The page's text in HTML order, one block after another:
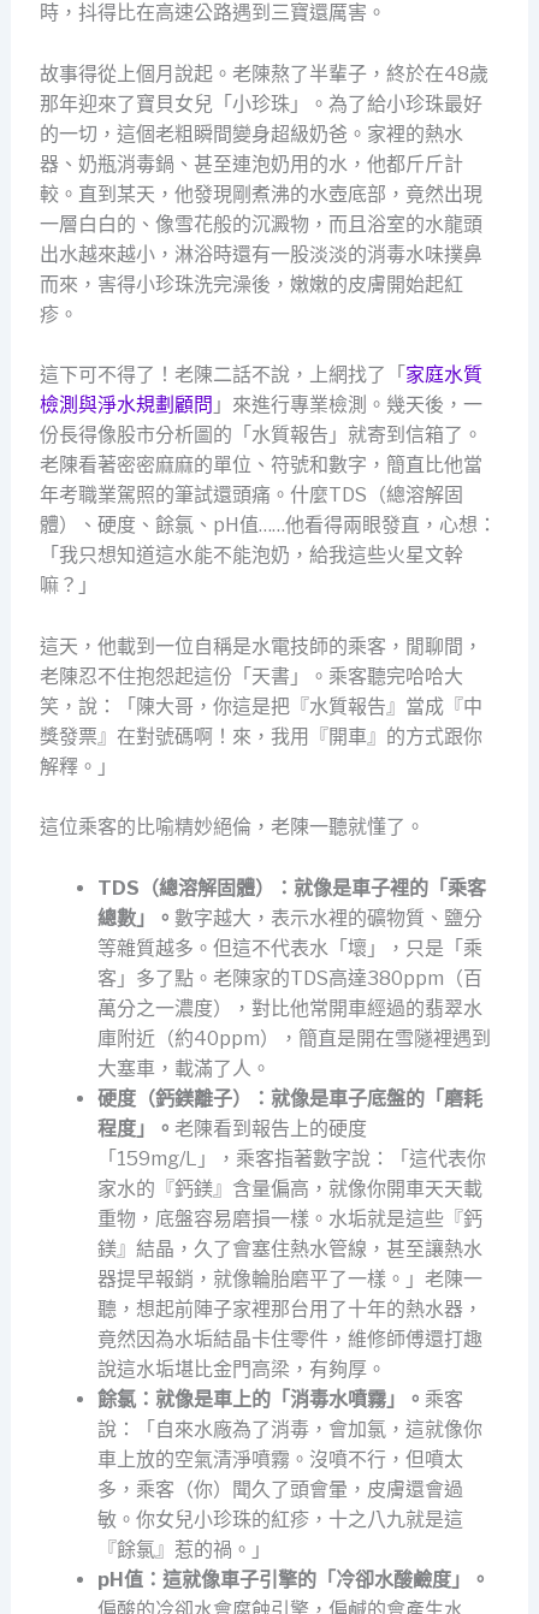
時，抖得比在高速公路遇到三寶還厲害。
故事得從上個月說起。老陳熬了半輩子，終於在48歲
那年迎來了寶貝女兒「小珍珠」。為了給小珍珠最好
的一切，這個老粗瞬間變身超級奶爸。家裡的熱水
器、奶瓶消毒鍋、甚至連泡奶用的水，他都斤斤計
較。直到某天，他發現剛煮沸的水壺底部，竟然出現
一層白白的、像雪花般的沉澱物，而且浴室的水龍頭
出水越來越小，淋浴時還有一股淡淡的消毒水味撲鼻
而來，害得小珍珠洗完澡後，嫩嫩的皮膚開始起紅
疹。
這下可不得了！老陳二話不說，上網找了「 家庭水質
檢測與淨水規劃顧問 」來進行專業檢測。幾天後，一
份長得像股市分析圖的「水質報告」就寄到信箱了。
老陳看著密密麻麻的單位、符號和數字，簡直比他當
年考職業駕照的筆試還頭痛。什麼TDS（總溶解固
體）、硬度、餘氯、pH值……他看得兩眼發直，心想：
「我只想知道這水能不能泡奶，給我這些火星文幹
嘛？」
這天，他載到一位自稱是水電技師的乘客，閒聊間，
老陳忍不住抱怨起這份「天書」。乘客聽完哈哈大
笑，說：「陳大哥，你這是把『水質報告』當成『中
獎發票』在對號碼啊！來，我用『開車』的方式跟你
解釋。」
這位乘客的比喻精妙絕倫，老陳一聽就懂了。
TDS（總溶解固體）：就像是車子裡的「乘客
總數」。 數字越大，表示水裡的礦物質、鹽分
等雜質越多。但這不代表水「壞」，只是「乘
客」多了點。老陳家的TDS高達380ppm（百
萬分之一濃度），對比他常開車經過的翡翠水
庫附近（約40ppm），簡直是開在雪隧裡遇到
大塞車，載滿了人。
硬度（鈣鎂離子）：就像是車子底盤的「磨耗
程度」。 老陳看到報告上的硬度
「159mg/L」，乘客指著數字說：「這代表你
家水的『鈣鎂』含量偏高，就像你開車天天載
重物，底盤容易磨損一樣。水垢就是這些『鈣
鎂』結晶，久了會塞住熱水管線，甚至讓熱水
器提早報銷，就像輪胎磨平了一樣。」老陳一
聽，想起前陣子家裡那台用了十年的熱水器，
竟然因為水垢結晶卡住零件，維修師傅還打趣
說這水垢堪比金門高梁，有夠厚。
餘氯：就像是車上的「消毒水噴霧」。 乘客
說：「自來水廠為了消毒，會加氯，這就像你
車上放的空氣清淨噴霧。沒噴不行，但噴太
多，乘客（你）聞久了頭會暈，皮膚還會過
敏。你女兒小珍珠的紅疹，十之八九就是這
『餘氯』惹的禍。」
pH值：這就像車子引擎的「冷卻水酸鹼度」。